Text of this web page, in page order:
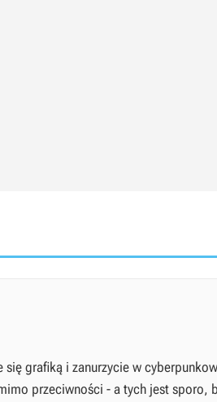
grafiką i zanurzycie w
przeciwności - a tych jest sporo,